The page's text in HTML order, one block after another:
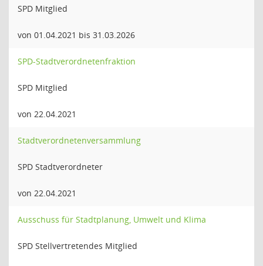
SPD Mitglied
von 01.04.2021 bis 31.03.2026
SPD-Stadtverordnetenfraktion
SPD Mitglied
von 22.04.2021
Stadtverordnetenversammlung
SPD Stadtverordneter
von 22.04.2021
Ausschuss für Stadtplanung, Umwelt und Klima
SPD Stellvertretendes Mitglied